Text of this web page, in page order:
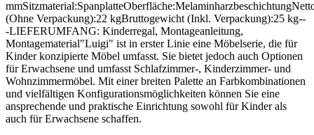
(Ohne Verpackung):22 kgBruttogewicht (Inkl. Verpackung):25 kg--
-LIEFERUMFANG: Kinderregal, Montageanleitung,
Montagematerial"Luigi" ist in erster Linie eine Möbelserie, die für
Kinder konzipierte Möbel umfasst. Sie bietet jedoch auch Optionen
für Erwachsene und umfasst Schlafzimmer-, Kinderzimmer- und
Wohnzimmermöbel. Mit einer breiten Palette an Farbkombinationen
und vielfältigen Konfigurationsmöglichkeiten können Sie eine
ansprechende und praktische Einrichtung sowohl für Kinder als
auch für Erwachsene schaffen.